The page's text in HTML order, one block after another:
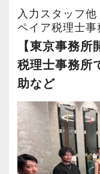
・個人～大企業
・税務顧問＋資
・相続／事業承
＜成長中の税理
・全国14拠点で
・従業員240名以
・会計・税務・
・専門家が在籍
入力スタッフ
ペイア税理士事
【東京事務所
税理士事務所
助など